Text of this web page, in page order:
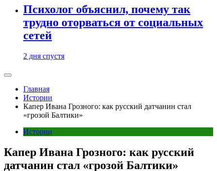
Психолог объяснил, почему так
трудно оторваться от социальных
сетей
2 дня спустя
Главная
Истории
Капер Ивана Грозного: как русский датчанин стал
«грозой Балтики»
Истории
Капер Ивана Грозного: как русский
датчанин стал «грозой Балтики»